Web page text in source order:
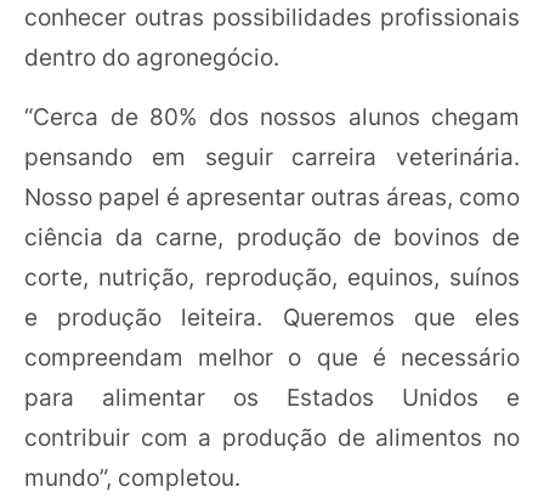
conhecer outras possibilidades profissionais
dentro do agronegócio.
“Cerca de 80% dos nossos alunos chegam
pensando em seguir carreira veterinária.
Nosso papel é apresentar outras áreas, como
ciência da carne, produção de bovinos de
corte, nutrição, reprodução, equinos, suínos
e produção leiteira. Queremos que eles
compreendam melhor o que é necessário
para alimentar os Estados Unidos e
contribuir com a produção de alimentos no
mundo”, completou.